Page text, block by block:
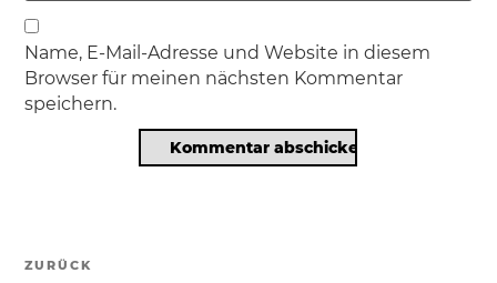
Name, E-Mail-Adresse und Website in diesem
Browser für meinen nächsten Kommentar
speichern.
Beitragsnavigation
Vorheriger
ZURÜCK